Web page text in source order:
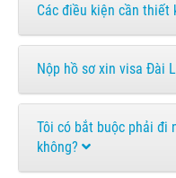
Các điều kiện cần
Nộp hồ sơ xin visa Đài
Tôi có bắt buộc phải đi
không?